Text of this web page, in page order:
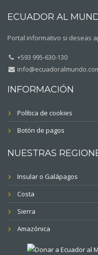
ECUADOR AL
Portal informativo si deseas
+593 995-630-130
INFORMACIÓN
Política de cookies
Botón de pagos
NUESTRAS
Insular o Galápagos
Costa
Sierra
Amazónica